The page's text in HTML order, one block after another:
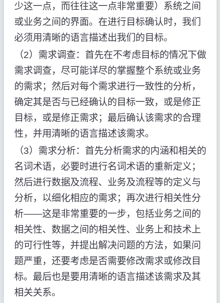
少这一点，而往往这一点非常重要）系统之间
或业务之间的界面。在进行目标确认时，我们
必须用清晰的语言描述出我们的目标。
（2）需求调查：首先在不考虑目标的情况下做
需求调查，尽可能详尽的掌握整个系统或业务
的需求；然后对每个需求进行一致性的分析，
确定其是否与已经确认的目标一致，或是修正
目标，或是修正需求；最后确认该需求的合理
性，并用清晰的语言描述该需求。
（3）需求分析：首先分析需求的内涵和相关的
名词术语，必要时进行名词术语的重新定义；
然后进行数据及流程、业务及流程等的定义与
分析，以细化相应的需求；再次进行相关性分
析——这是非常重要的一步，包括业务之间的
相关性、数据之间的相关性、业务上和技术上
的可行性等，并提出解决问题的方法，如果问
题严重，还要考虑是否需要修改需求或修改目
标。最后也是要用清晰的语言描述该需求及其
相关关系。